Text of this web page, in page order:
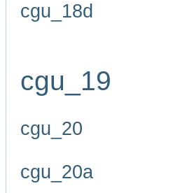
cgu_18d
cgu_19
cgu_20
cgu_20a